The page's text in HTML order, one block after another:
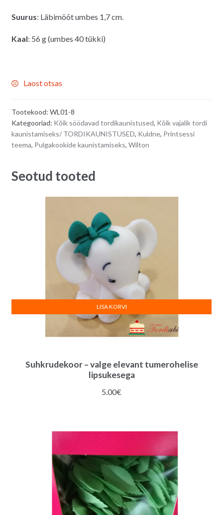
Suurus: Läbimõõt umbes 1,7 cm.
Kaal: 56 g (umbes 40 tükki)
Laost otsas
Tootekood: WL01-8
Kategooriad: Kõik söödavad tordikaunistused, Kõik vajalik tordi
kaunistamiseks/ TORDIKAUNISTUSED, Kuldne, Printsessi
teema, Pulgakookide kaunistamiseks, Wilton
Seotud tooted
Suhkrudekoor – valge elevant tumerohelise
lipsukesega
5.00€
LISA KORVI